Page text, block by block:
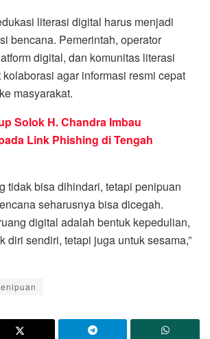
literasi digital harus menjadi
bencana. Pemerintah, operator
digital, dan komunitas literasi
agar informasi resmi cepat
masyarakat.
Solok H. Chandra Imbau
Link Phishing di Tengah
tidak bisa dihindari, tetapi penipuan
seharusnya bisa dicegah.
digital adalah bentuk kepedulian,
diri sendiri, tetapi juga untuk sesama,”